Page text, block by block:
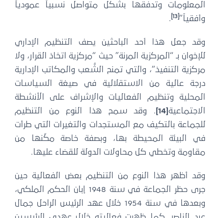
المعلومات وتدفقها بشكل متواصل نسبياً عمودياً
وأفقياً”
.
وقد جعل هذا أحد الباحثين يصف التنظيم الإداري
للإخوان بـ “المركزية المرنة” حيث “مركزية اتخاذ القرار، ولا
مركزية التنفيذ”، والتي تمنح الشُّعب والمكاتب الإدارية
درجة عالية من الاستقلالية في صيغة السياسات
المحلية وتنظيم الفعاليات والإشراف على الأنشطة
الاجتماعية[14]
. وقد سمح هذا النوع من التنظيم
للجماعة بالتكيف مع المستجدات والتغيرات التي طرأت
في البيئة المحيطة بها، وبصفة خاصة مكّنها من
مقاومة وتخطي كل محاولات الدولة للقضاء عليها.
وقد أظهر هذا النوع من التنظيم بعض الفعالية حين
جرى حظر الجماعة في سنة 1948 إبان الحكم الملكي،
وبعدها في سنة 1954 خلال عهد الرئيس الراحل جمال